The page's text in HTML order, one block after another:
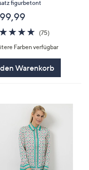
figurbetont
4.8
von
5
(75)75
Farben verfügbar
Warenkorb